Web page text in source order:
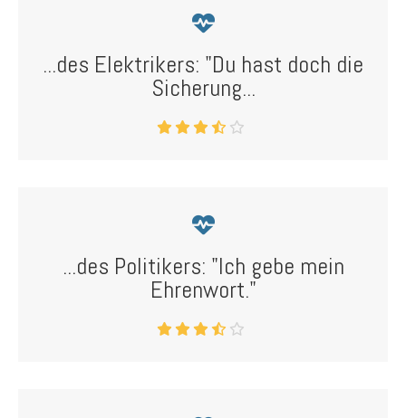
...des Elektrikers: "Du hast doch die
Sicherung...
...des Politikers: "Ich gebe mein
Ehrenwort."